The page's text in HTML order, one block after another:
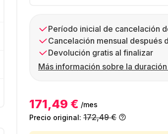
Período inicial de cancelación
Cancelación mensual después
Devolución gratis al finalizar
Más información sobre la
171,49 € /mes
Precio original: 172,49 €